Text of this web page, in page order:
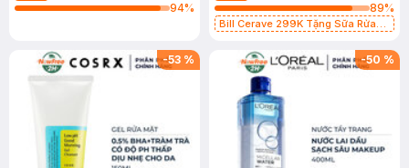
94%
89%
Bill Cerave 299K Tặng Sữa Rửa
-53 % -50 %